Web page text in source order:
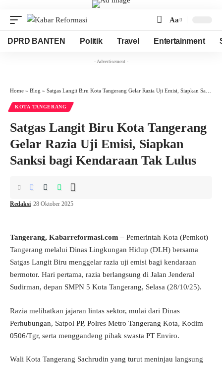
Font
Resizer
Aa
DPRD BANTEN Politik Travel Entertainment
- Advertisement -
Home » Blog » Satgas Langit Biru Kota Tangerang Gelar Razia Uji Emisi, Siapkan Sanksi bagi Kendaraan Tak Lulus
KOTA TANGERANG
Satgas Langit Biru Kota Tangerang
Gelar Razia Uji Emisi, Siapkan
Sanksi bagi Kendaraan Tak Lulus
Redaksi 28 Oktober 2025
Tangerang, Kabarreformasi.com – Pemerintah Kota (Pemkot)
Tangerang melalui Dinas Lingkungan Hidup (DLH) bersama
Satgas Langit Biru menggelar razia uji emisi bagi kendaraan
bermotor. Hari pertama, razia berlangsung di Jalan Jenderal
Sudirman, depan SMPN 5 Kota Tangerang, Selasa (28/10/25).
Razia melibatkan jajaran lintas sektor, mulai dari Dinas
Perhubungan, Satpol PP, Polres Metro Tangerang Kota, Kodim
0506/Tgr, serta menggandeng pihak swasta PT Enviro.
Wali Kota Tangerang Sachrudin yang turut meninjau langsung